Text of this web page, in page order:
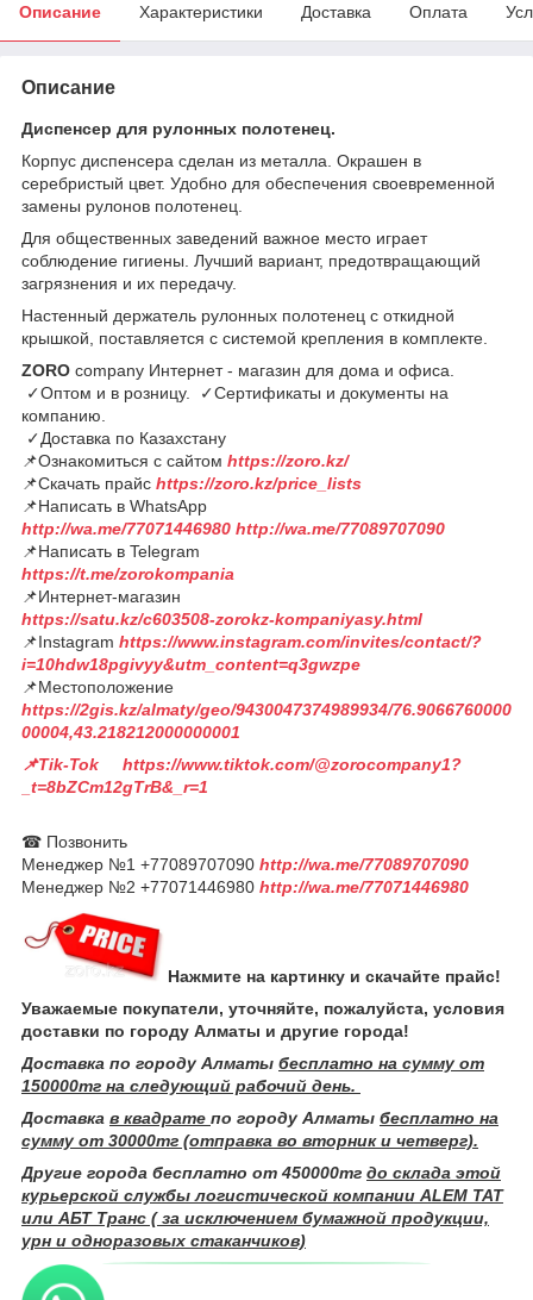
Описание Характеристики Доставка Оплата
Описание
Диспенсер для рулонных полотенец.
Корпус диспенсера сделан из металла. Окрашен в
серебристый цвет. Удобно для обеспечения своевременной
замены рулонов полотенец.
Для общественных заведений важное место играет
соблюдение гигиены. Лучший вариант, предотвращающий
загрязнения и их передачу.
Настенный держатель рулонных полотенец с откидной
крышкой, поставляется с системой крепления в комплекте.
ZORO company Интернет - магазин для дома и офиса.
✓Оптом и в розницу. ✓Сертификаты и документы на
компанию.
✓Доставка по Казахстану
📌Ознакомиться с сайтом https://zoro.kz/
📌Скачать прайс https://zoro.kz/price_lists
📌Написать в WhatsApp
http://wa.me/77071446980 http://wa.me/77089707090
📌Написать в Telegram
https://t.me/zorokompania
📌Интернет-магазин
https://satu.kz/c603508-zorokz-kompaniyasy.html
📌Instagram https://www.instagram.com/invites/contact/?
i=10hdw18pgivyy&utm_content=q3gwzpe
📌Местоположение
https://2gis.kz/almaty/geo/9430047374989934/76.9066760000
00004,43.218212000000001
📌Tik-Tok https://www.tiktok.com/@zorocompany1?
_t=8bZCm12gTrB&_r=1
☎ Позвонить
Менеджер №1 +77089707090 http://wa.me/77089707090
Менеджер №2 +77071446980 http://wa.me/77071446980
Нажмите на картинку и скачайте прайс!
Уважаемые покупатели, уточняйте, пожалуйста, условия
доставки по городу Алматы и другие города!
Доставка по городу Алматы бесплатно на сумму от
150000тг на следующий рабочий день.
Доставка в квадрате по городу Алматы бесплатно на
сумму от 30000тг (отправка во вторник и четверг).
Другие города бесплатно от 450000тг до склада этой
курьерской службы логистической компании ALEM TAT
или АБТ Транс ( за исключением бумажной продукции,
урн и одноразовых стаканчиков)